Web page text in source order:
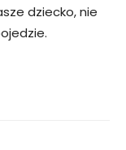
dziecko, nie